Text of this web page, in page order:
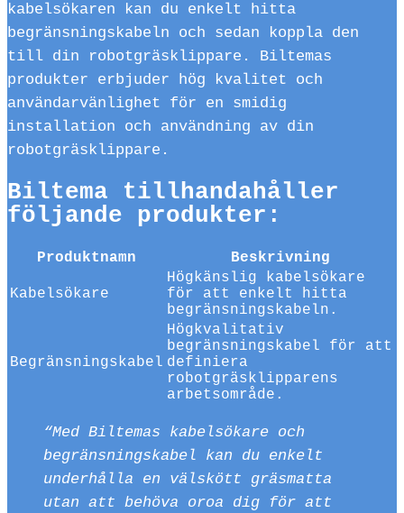
kabelsökaren kan du enkelt hitta
begränsningskabeln och sedan koppla den
till din robotgräsklippare. Biltemas
produkter erbjuder hög kvalitet och
användarvänlighet för en smidig
installation och användning av din
robotgräsklippare.
Biltema tillhandahåller
följande produkter:
Produktnamn Beskrivning
Kabelsökare
Högkänslig kabelsökare
för att enkelt hitta
begränsningskabeln.
Begränsningskabel
Högkvalitativ
begränsningskabel för att
definiera
robotgräsklipparens
arbetsområde.
“Med Biltemas kabelsökare och
begränsningskabel kan du enkelt
underhålla en välskött gräsmatta
utan att behöva oroa dig för att